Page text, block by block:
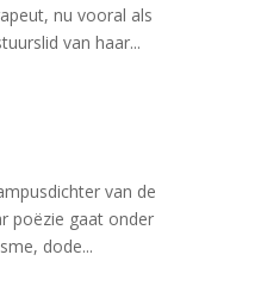
nu vooral als
van haar...
van de
poëzie gaat onder
dode...